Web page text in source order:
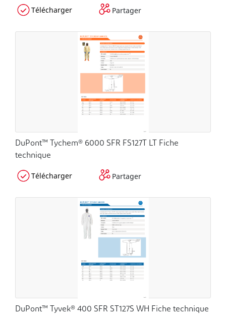
Télécharger Partager
DuPont™ Tychem® 6000 SFR FS127T LT Fiche
technique
Télécharger Partager
DuPont™ Tyvek® 400 SFR ST127S WH Fiche technique